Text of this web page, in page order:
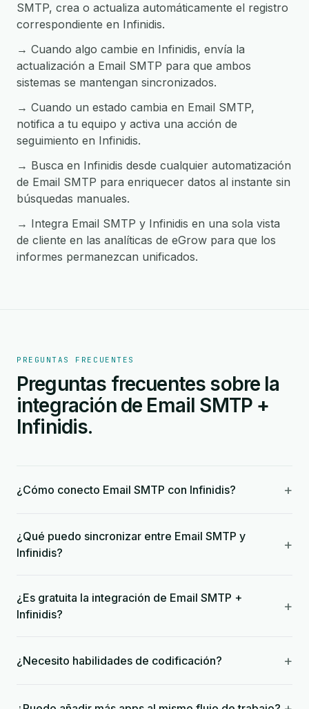
SMTP, crea o actualiza automáticamente el registro
correspondiente en Infinidis.
→ Cuando algo cambie en Infinidis, envía la
actualización a Email SMTP para que ambos
sistemas se mantengan sincronizados.
→ Cuando un estado cambia en Email SMTP,
notifica a tu equipo y activa una acción de
seguimiento en Infinidis.
→ Busca en Infinidis desde cualquier automatización
de Email SMTP para enriquecer datos al instante sin
búsquedas manuales.
→ Integra Email SMTP y Infinidis en una sola vista
de cliente en las analíticas de eGrow para que los
informes permanezcan unificados.
PREGUNTAS FRECUENTES
Preguntas frecuentes sobre la
integración de Email SMTP +
Infinidis.
¿Cómo conecto Email SMTP con Infinidis? +
¿Qué puedo sincronizar entre Email SMTP y
Infinidis?
+
¿Es gratuita la integración de Email SMTP +
Infinidis?
+
¿Necesito habilidades de codificación? +